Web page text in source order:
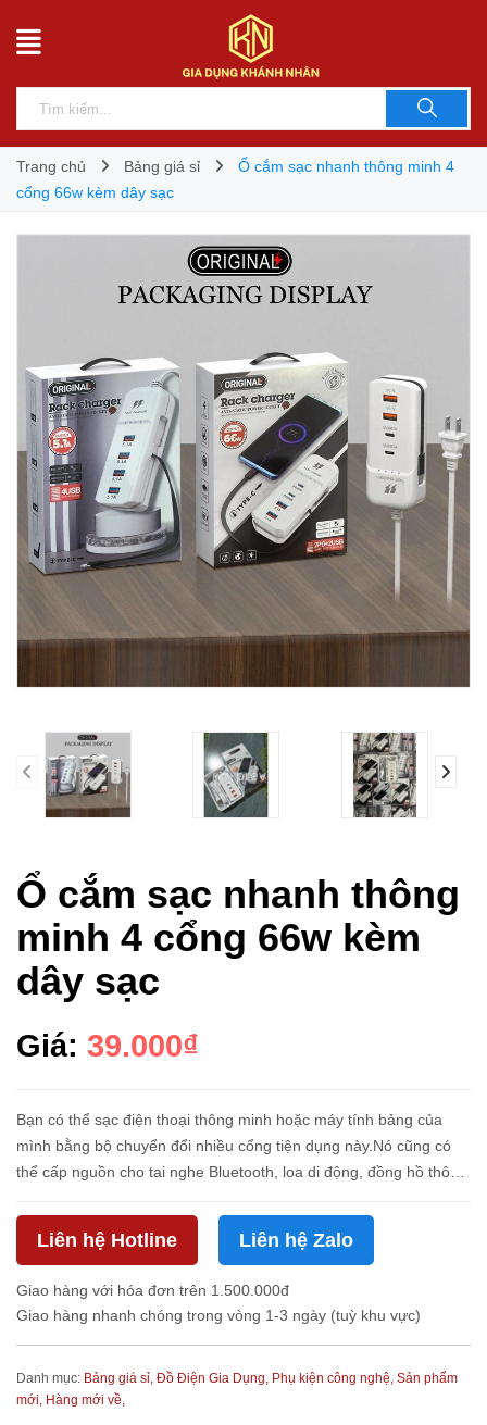
Trang chủ Bảng giá sỉ
Ổ cắm sạc nhanh thông minh 4
cổng 66w kèm dây sạc
prev
Ổ cắm sạc nhanh thông
minh 4 cổng 66w kèm
dây sạc
Giá: 39.000₫
Bạn có thể sạc điện thoại thông minh hoặc máy tính bảng của
mình bằng bộ chuyển đổi nhiều cổng tiện dụng này.Nó cũng có
thể cấp nguồn cho tai nghe Bluetooth, loa di động, đồng hồ thông
đ...
Liên hệ Hotline Liên hệ Zalo
Giao hàng với hóa đơn trên 1.500.000đ
Giao hàng nhanh chóng trong vòng 1-3 ngày (tuỳ khu vực)
Danh mục: Bảng giá sỉ, Đồ Điện Gia Dụng, Phụ kiện công nghệ, Sản phẩm
mới, Hàng mới về,